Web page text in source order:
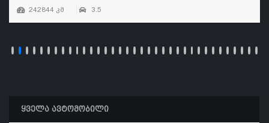
242844 კმ 3.5
ყველა ავტომობილი